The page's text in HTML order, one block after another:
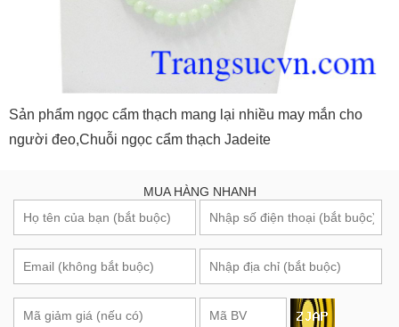
Sản phẩm ngọc cẩm thạch mang lại nhiều may mắn cho
người đeo,Chuỗi ngọc cẩm thạch Jadeite
MUA HÀNG NHANH